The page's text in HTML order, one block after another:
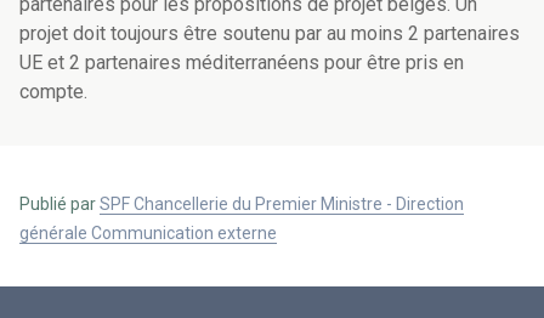
projet doit toujours être soutenu par au moins 2 partenaires
UE et 2 partenaires méditerranéens pour être pris en
compte.
Publié parSPF Chancellerie du Premier Ministre - Direction
générale Communication externe